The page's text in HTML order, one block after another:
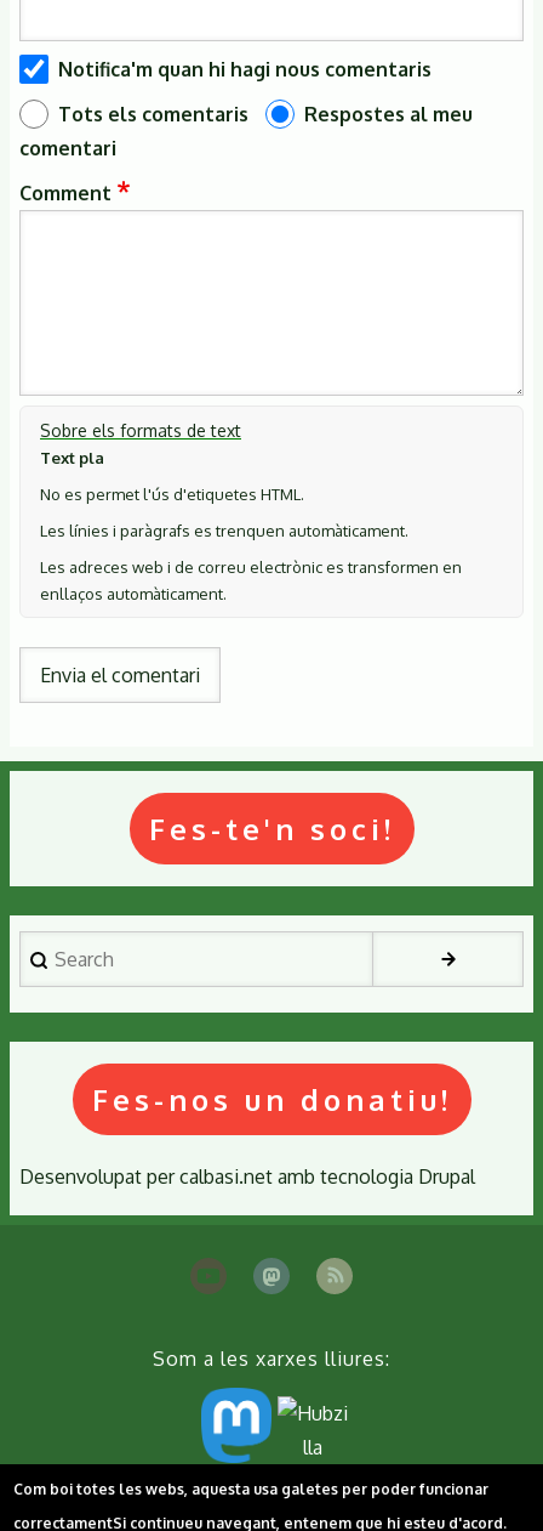
Notifica'm quan hi hagi nous comentaris
Tots els comentaris
Respostes al meu
comentari
Comment
Sobre els formats de text
Text pla
No es permet l'ús d'etiquetes HTML.
Les línies i paràgrafs es trenquen automàticament.
Les adreces web i de correu electrònic es transformen en
enllaços automàticament.
Fes-te'n soci!
Search
Fes-nos un donatiu!
Desenvolupat percalbasi.net amb tecnologia Drupal
Som a les xarxes lliures:
Peu Cookies Política de privacitat
Com boi totes les webs, aquesta usa galetes per poder funcionar
correctamentSi continueu navegant, entenem que hi esteu d'acord.